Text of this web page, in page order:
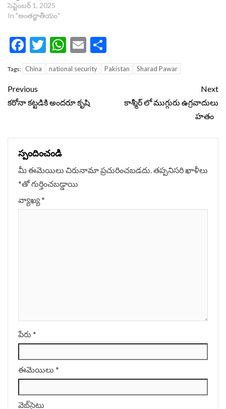
సెప్టెంబర్ 1, 2025
In "అంతర్జాతీయం"
Facebook
Twitter
WhatsApp
Email
Tags: China national security Pakistan Sharad Pawar
Continue
Reading
Previous
కరోనా కట్టడికి అందరూ కృషి
Next
కాశ్మీర్ లో ముగ్గురు ఉగ్రవాదులు
హతం
స్పందించండి
మీ ఈమెయిలు చిరునామా ప్రచురించబడదు.తప్పనిసరి ఖాళీలు
*‌తో గుర్తించబడ్డాయి
వ్యాఖ్య*
పేరు *
ఈమెయిలు *
వెబ్‌సైటు